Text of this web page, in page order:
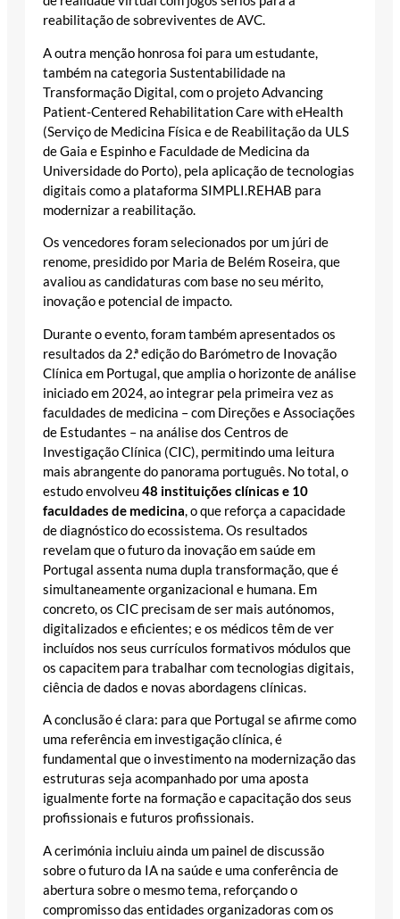
reabilitação de sobreviventes de AVC.
A outra menção honrosa foi para um estudante,
também na categoria Sustentabilidade na
Transformação Digital, com o projeto Advancing
Patient-Centered Rehabilitation Care with eHealth
(Serviço de Medicina Física e de Reabilitação da ULS
de Gaia e Espinho e Faculdade de Medicina da
Universidade do Porto), pela aplicação de tecnologias
digitais como a plataforma SIMPLI.REHAB para
modernizar a reabilitação.
Os vencedores foram selecionados por um júri de
renome, presidido por Maria de Belém Roseira, que
avaliou as candidaturas com base no seu mérito,
inovação e potencial de impacto.
Durante o evento, foram também apresentados os
resultados da 2.ª edição do Barómetro de Inovação
Clínica em Portugal, que amplia o horizonte de análise
iniciado em 2024, ao integrar pela primeira vez as
faculdades de medicina – com Direções e Associações
de Estudantes – na análise dos Centros de
Investigação Clínica (CIC), permitindo uma leitura
mais abrangente do panorama português. No total, o
estudo envolveu48 instituições clínicas e 10
faculdades de medicina, o que reforça a capacidade
de diagnóstico do ecossistema. Os resultados
revelam que o futuro da inovação em saúde em
Portugal assenta numa dupla transformação, que é
simultaneamente organizacional e humana. Em
concreto, os CIC precisam de ser mais autónomos,
digitalizados e eficientes; e os médicos têm de ver
incluídos nos seus currículos formativos módulos que
os capacitem para trabalhar com tecnologias digitais,
ciência de dados e novas abordagens clínicas.
A conclusão é clara: para que Portugal se afirme como
uma referência em investigação clínica, é
fundamental que o investimento na modernização das
estruturas seja acompanhado por uma aposta
igualmente forte na formação e capacitação dos seus
profissionais e futuros profissionais.
A cerimónia incluiu ainda um painel de discussão
sobre o futuro da IA na saúde e uma conferência de
abertura sobre o mesmo tema, reforçando o
compromisso das entidades organizadoras com os